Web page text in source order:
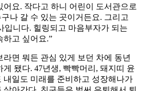
어요. 작다고 하니 어린이 도서관으로
나 갈 수 있는 곳이거든요. 그리고
입니다. 힐링되고 마음부자가 되는
하고 싶어요.”
면 뭐든 관심 있게 보던 차에 동년
됐다. 47년생, 빡빡머리, 돼지띠 윤
내일도 미래를 준비하고 성장해나가